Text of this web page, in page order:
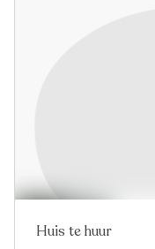
Huis te huur